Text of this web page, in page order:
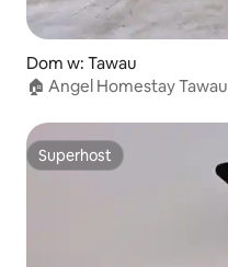
Dom w: Tawau
🏠 Angel Homestay Tawau
Superhost
Superhost